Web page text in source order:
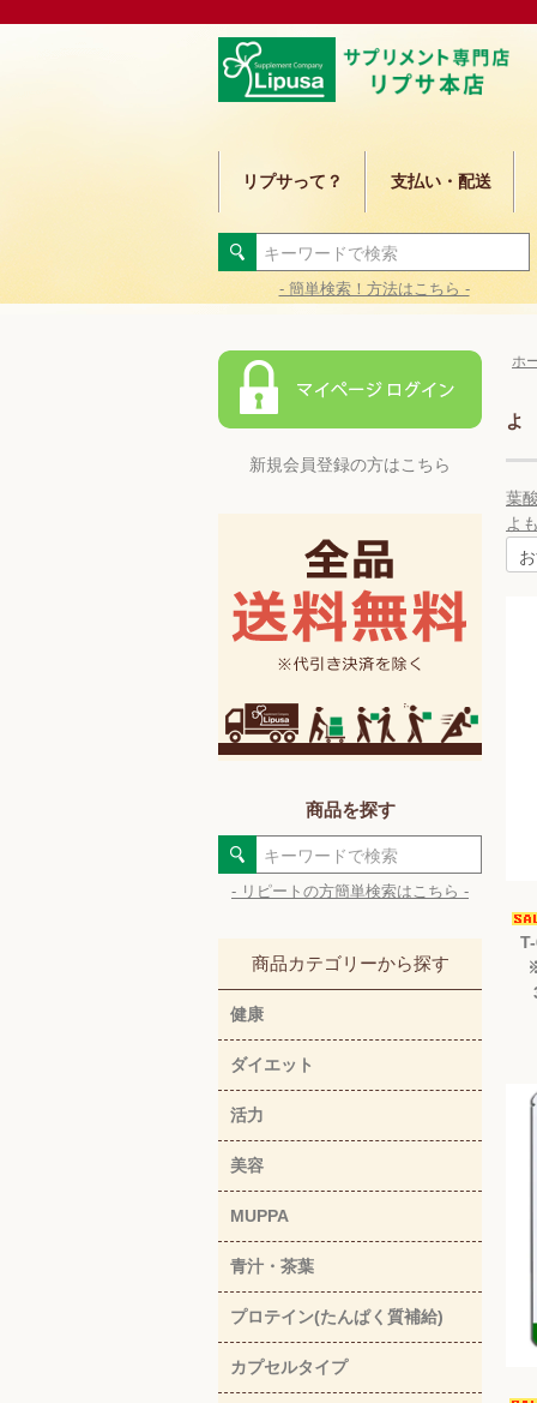
リプサって？ 支払い・配送
- 簡単検索！方法はこちら -
新規会員登録の方はこちら
商品を探す
- リピートの方簡単検索はこちら -
商品カテゴリーから探す
健康
ダイエット
活力
美容
MUPPA
青汁・茶葉
プロテイン(たんぱく質補給)
カプセルタイプ
ホ
よ
葉
よ